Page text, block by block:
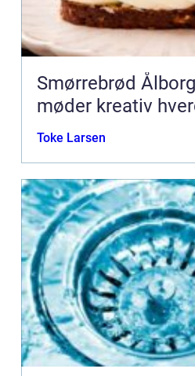
Smørrebrød Ålborg hvor tradition
møder kreativ
Toke Larsen